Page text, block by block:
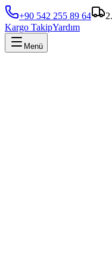
+90 542 255 89 64
Kargo TakipYardım
Menü